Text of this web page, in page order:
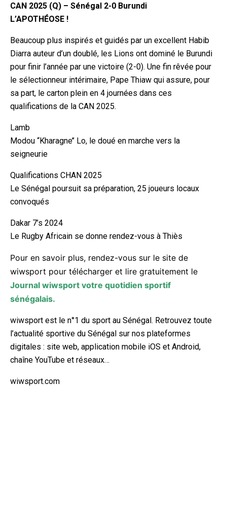
CAN 2025 (Q) – Sénégal 2-0 Burundi
L’APOTHÉOSE !
Beaucoup plus inspirés et guidés par un excellent Habib
Diarra auteur d’un doublé, les Lions ont dominé le Burundi
pour finir l’année par une victoire (2-0). Une fin rêvée pour
le sélectionneur intérimaire, Pape Thiaw qui assure, pour
sa part, le carton plein en 4 journées dans ces
qualifications de la CAN 2025.
Lamb
Modou “Kharagne’’ Lo, le doué en marche vers la
seigneurie
Qualifications CHAN 2025
Le Sénégal poursuit sa préparation, 25 joueurs locaux
convoqués
Dakar 7’s 2024
Le Rugby Africain se donne rendez-vous à Thiès
Pour en savoir plus, rendez-vous sur le site de
wiwsport pour télécharger et lire gratuitement le
Journal wiwsport votre quotidien sportif
sénégalais.
wiwsport est le n°1 du sport au Sénégal. Retrouvez toute
l’actualité sportive du Sénégal sur nos plateformes
digitales : site web, application mobile iOS et Android,
chaîne YouTube et réseaux…
wiwsport.com